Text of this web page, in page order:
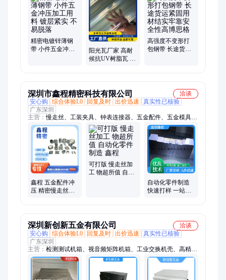
管、不锈钢板、不锈钢、加厚檩条、几字型钢、免浇筑楼承板、
镀锌卷、铁轨、户外花箱、铝卷、花纹板、几字型钢檩条
精密电镀锌薄钢
带 小件五金冲压
阳光瓦厂家 高耐
候抗UV树脂瓦 透
高强度不变形打
包钢带 长途货运
深圳市鑫程精密科技有限公司
洽谈
安心购
综合体验L0 回复及时 出价迅速
真实性已核验
广东深圳
主营：慢走丝、工装夹具、钟表连接器、五金配件、五金模具、
精密治具、精密金属件加工、超精密零件加工、电子零部件、机
械零部件、走丝油割加工、离子阱陶瓷组件
鑫程 五金配件冲
压 精密慢走丝油
可打版 慢走丝加
工 物超所值 自动
自动化零件制造
快速打样 一站式
深圳新创新五金有限公司
洽谈
安心购
综合体验L0 回复及时 出价迅速
真实性已核验
广东深圳
主营： 检测测试机箱、视音频矩阵机箱、工业交换机壳、高精密
机箱、医疗设备箱、钣金加工、机箱配件、免费机箱设计、免费
机箱打样